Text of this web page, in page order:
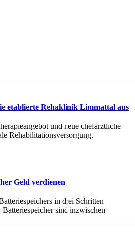
etablierte Rehaklinik Limmattal aus
und neue chefärztliche
Rehabilitationsversorgung.
Geld verdienen
in drei Schritten
sind inzwischen